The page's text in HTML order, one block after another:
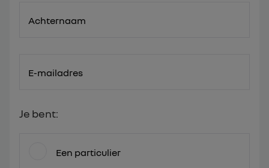
Achternaam
E-mailadres
Je bent:
Een particulier